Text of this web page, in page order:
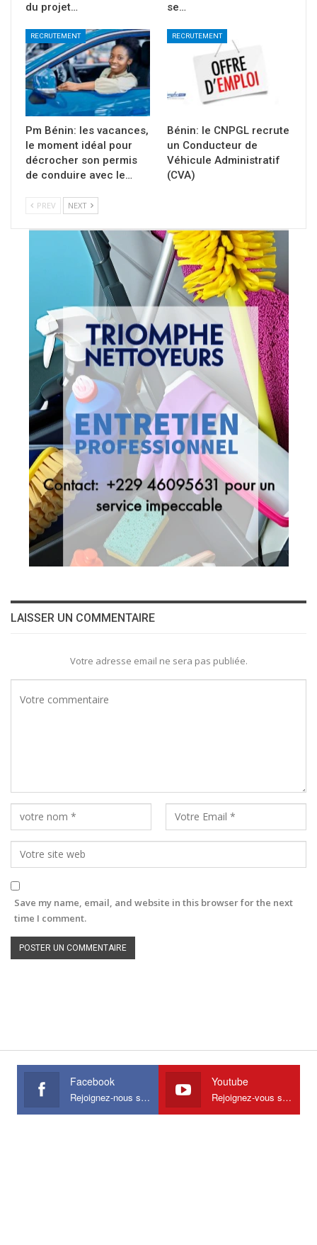
du projet…
se…
RECRUTEMENT
Pm Bénin: les vacances,
le moment idéal pour
décrocher son permis
de conduire avec le…
RECRUTEMENT
Bénin: le CNPGL recrute
un Conducteur de
Véhicule Administratif
(CVA)
PREV NEXT
LAISSER UN COMMENTAIRE
Votre adresse email ne sera pas publiée.
Save my name, email, and website in this browser for the next
time I comment.
Facebook
Rejoignez-nous sur Facebook
Youtube
Rejoignez-vous sur Youtube